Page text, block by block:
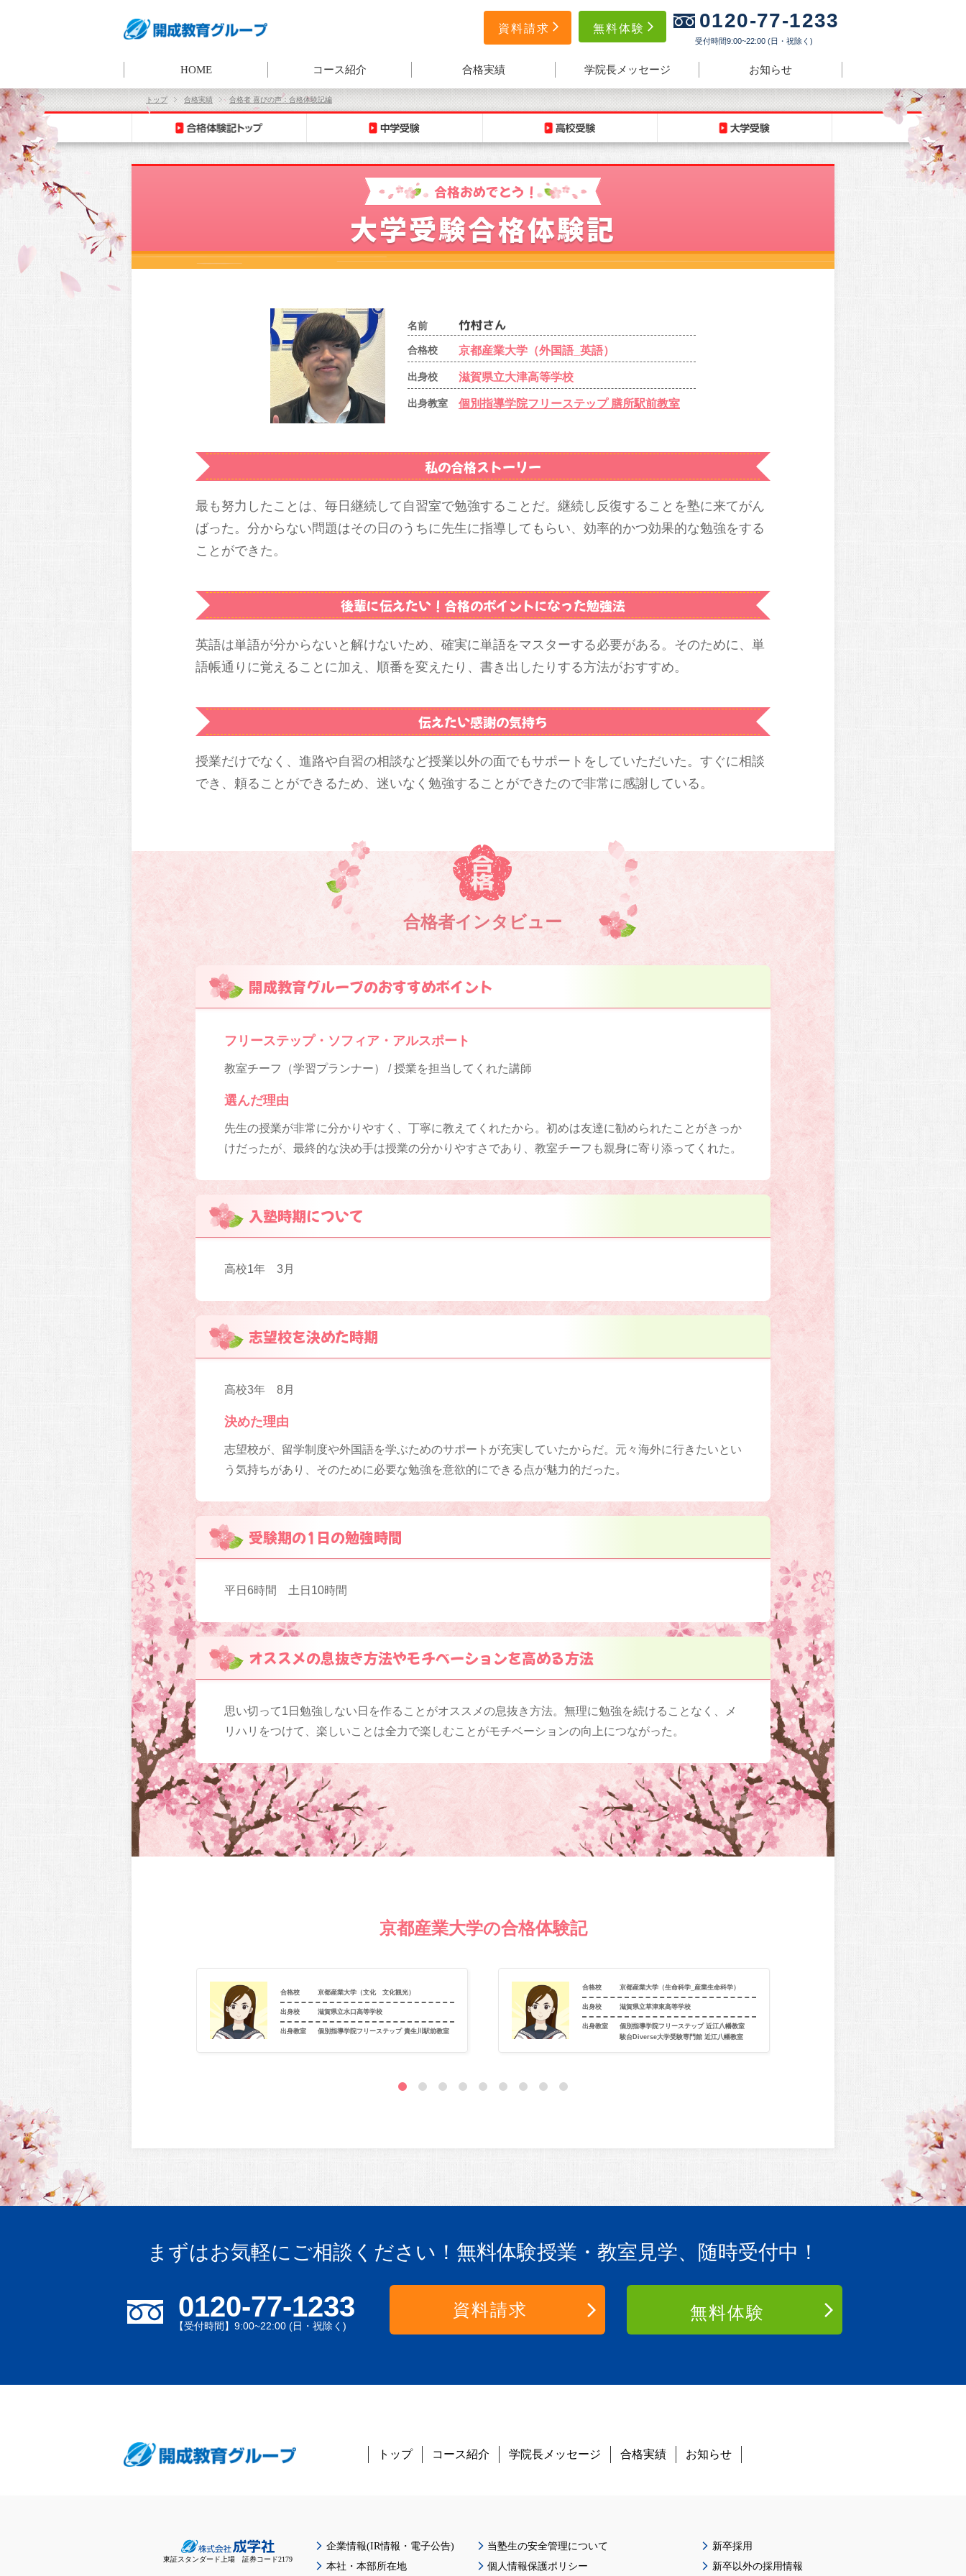
資料請求 無料体験 0120-77-1233
受付時間9:00~22:00 (日・祝除く)
HOME コース紹介 合格実績 学院長メッセージ お知らせ
トップ 合格実績 合格者 喜びの声：合格体験記編
合格おめでとう！
大学受験合格体験記
名前
合格校 京都産業大学（外国語_英語）
出身校 滋賀県立大津高等学校
出身教室 個別指導学院フリーステップ 膳所駅前教室
私の合格ストーリー
最も努力したことは、毎日継続して自習室で勉強することだ。継続し反復することを塾に来てがん
ばった。分からない問題はその日のうちに先生に指導してもらい、効率的かつ効果的な勉強をする
ことができた。
後輩に伝えたい！ 合格のポイントになった勉強法
英語は単語が分からないと解けないため、確実に単語をマスターする必要がある。そのために、単
語帳通りに覚えることに加え、順番を変えたり、書き出したりする方法がおすすめ。
伝えたい感謝の気持ち
授業だけでなく、進路や自習の相談など授業以外の面でもサポートをしていただいた。すぐに相談
でき、頼ることができるため、迷いなく勉強することができたので非常に感謝している。
合格者インタビュー
開成教育グループのおすすめポイント
フリーステップ・ソフィア・アルスポート
教室チーフ（学習プランナー） / 授業を担当してくれた講師
選んだ理由
先生の授業が非常に分かりやすく、丁寧に教えてくれたから。初めは友達に勧められたことがきっか
けだったが、最終的な決め手は授業の分かりやすさであり、教室チーフも親身に寄り添ってくれた。
入塾時期について
高校1年 3月
志望校を決めた時期
高校3年 8月
決めた理由
志望校が、留学制度や外国語を学ぶためのサポートが充実していたからだ。元々海外に行きたいとい
う気持ちがあり、そのために必要な勉強を意欲的にできる点が魅力的だった。
受験期の1日の勉強時間
平日6時間 土日10時間
オススメの息抜き方法やモチベーションを高める方法
思い切って1日勉強しない日を作ることがオススメの息抜き方法。無理に勉強を続けることなく、メ
リハリをつけて、楽しいことは全力で楽しむことがモチベーションの向上につながった。
京都産業大学の合格体験記
合格校 京都産業大学（文化 文化観光）
出身校 滋賀県立水口高等学校
出身教室 個別指導学院フリーステップ 貴生川駅前教室
合格校 京都産業大学（生命科学_産業生命科学）
出身校 滋賀県立草津東高等学校
出身教室
個別指導学院フリーステップ 近江八幡教室
駿台Diverse大学受験専門館 近江八幡教室
まずはお気軽にご相談ください！ 無料体験授業・教室見学、随時受付中！
0120-77-1233
【受付時間】9:00~22:00 (日・祝除く)
資料請求 無料体験
トップ コース紹介 学院長メッセージ 合格実績 お知らせ
東証スタンダード上場 証券コード2179
企業情報(IR情報・電子公告)
本社・本部所在地
当塾生の安全管理について
個人情報保護ポリシー
新卒採用
新卒以外の採用情報